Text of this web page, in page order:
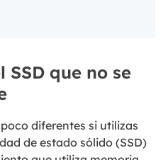
SSD que no se
diferentes si utilizas
de estado sólido (SSD)